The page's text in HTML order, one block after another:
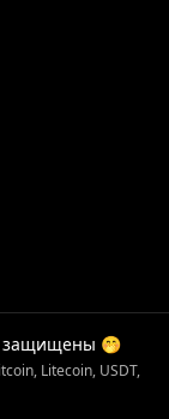
защищены 🤭
Litecoin, USDT,